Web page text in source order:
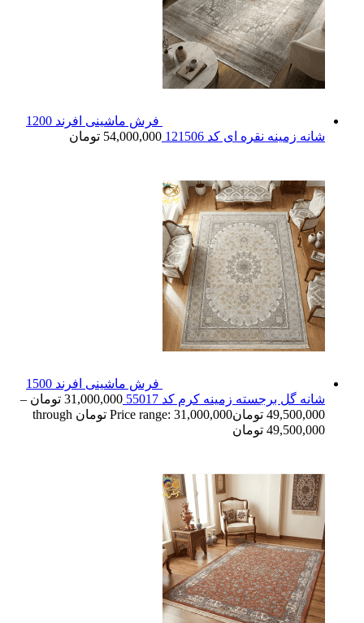
فرش ماشینی افرند 1200
شانه زمینه نقره ای کد 121506
54,000,000 تومان
فرش ماشینی افرند 1500
شانه گل برجسته زمینه کرم کد 55017
31,000,000 تومان –
49,500,000 تومان
Price range: 31,000,000 تومان through
49,500,000 تومان